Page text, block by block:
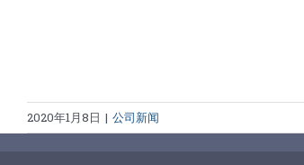
2020年1月8日 | 公司新闻